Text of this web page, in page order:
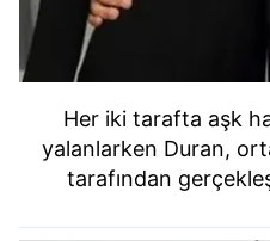
Her iki tarafta aşk
yalanlarken Duran,
tarafından